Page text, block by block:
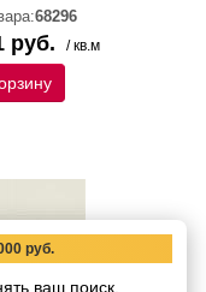
68296
руб. / кв.м
руб.
ваш поиск,